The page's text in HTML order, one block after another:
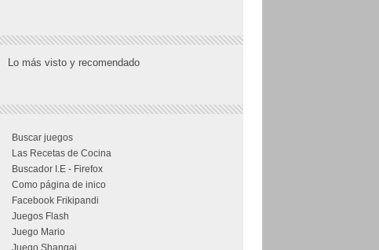
Lo más visto y recomendado
Buscar juegos
Las Recetas de Cocina
Buscador I.E - Firefox
Como página de inico
Facebook Frikipandi
Juegos Flash
Juego Mario
Juego Shangai